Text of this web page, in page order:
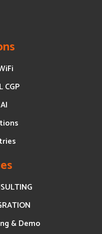
CGP
& Demo